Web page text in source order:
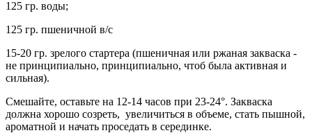
125 гр. воды;
125 гр. пшеничной в/с
15-20 гр. зрелого стартера (пшеничная или ржаная закваска -
не принципиально, принципиально, чтоб была активная и
сильная).
Смешайте, оставьте на 12-14 часов при 23-24°. Закваска
должна хорошо созреть, увеличиться в объеме, стать пышной,
ароматной и начать проседать в серединке.